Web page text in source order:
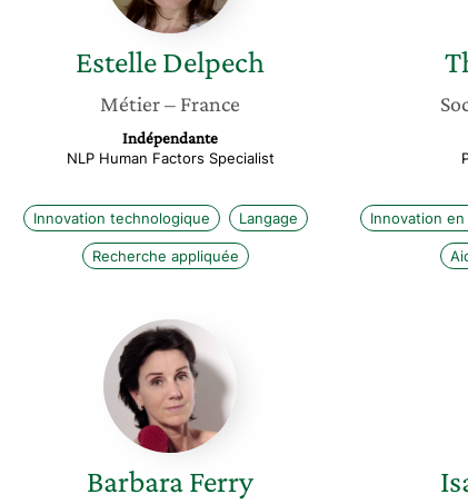
EstelleDelpech
Métier– France
Indépendante
NLP Human Factors Specialist
Innovation technologique Langage
Recherche appliquée
Innovation
Barbara
Ferry
BarbaraFerry